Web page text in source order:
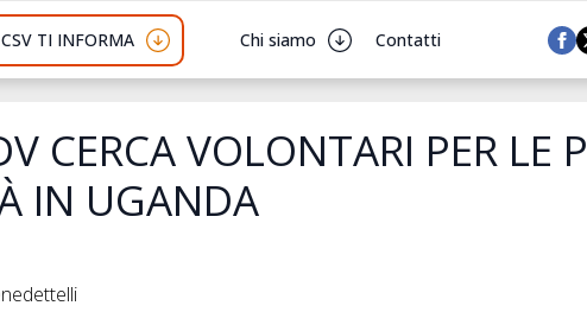
CSV TI INFORMA Chi siamo Contatti
CERCA VOLONTARI PER LE
IN UGANDA